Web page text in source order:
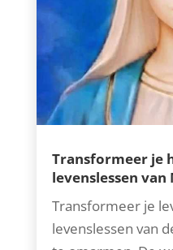
Transformeer je
levenslessen van
Transformeer je
levenslessen van